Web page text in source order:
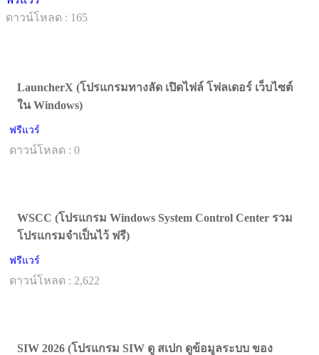
ดาวน์โหลด : 165
LauncherX (โปรแกรมทางลัด เปิดไฟล์ โฟลเดอร์ เว็บไซต์
ใน Windows)
ฟรีแวร์
ดาวน์โหลด : 0
WSCC (โปรแกรม Windows System Control Center รวม
โปรแกรมจำเป็นไว้ ฟรี)
ฟรีแวร์
ดาวน์โหลด : 2,622
SIW 2026 (โปรแกรม SIW ดู สเปก ดูข้อมูลระบบ ของ